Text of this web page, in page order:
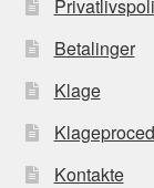
Betalinger
Klage
Kontakte